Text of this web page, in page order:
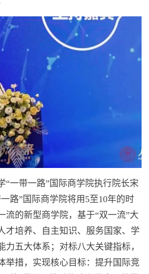
“一带一路”国际商学院执行院长宋
路”国际商学院将用5至10年的时
流的新型商学院，基于“双一流”大
才培养、自主知识、服务国家、学
力五大体系；对标八大关键指标，
举措，实现核心目标：提升国际竞